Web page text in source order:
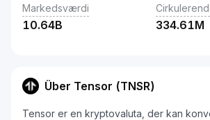
Markedsværdi
10.64B 334.61M
Über Tensor (TNSR)
Tensor er en kryptovaluta, der kan